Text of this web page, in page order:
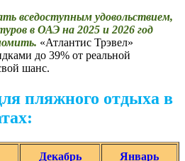
вседоступным удовольствием,
в ОАЭ на 2025 и 2026 год
«Атлантис Трэвел»
до 39% от реальной
шанс.
пляжного отдыха в
Декабрь Январь